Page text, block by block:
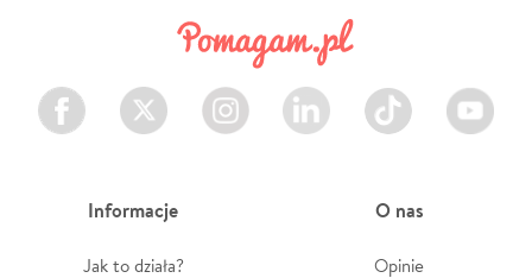
Facebook Twitter Instagram LinkedIn TikTok Youtube
Informacje
Jak to działa?
O nas
Opinie